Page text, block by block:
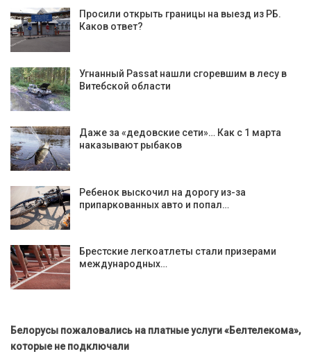
Просили открыть границы на выезд из РБ.
Каков ответ?
Угнанный Passat нашли сгоревшим в лесу в
Витебской области
Даже за «дедовские сети»… Как с 1 марта
наказывают рыбаков
Ребенок выскочил на дорогу из-за
припаркованных авто и попал…
Брестские легкоатлеты стали призерами
международных…
Белорусы пожаловались на платные услуги «Белтелекома»,
которые не подключали